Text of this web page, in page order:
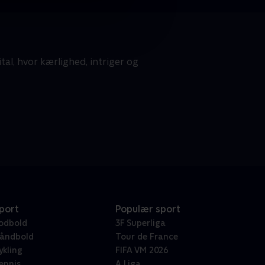
hvor kærlighed, intriger og
Populær sport
3F Superliga
Tour de France
FIFA VM 2026